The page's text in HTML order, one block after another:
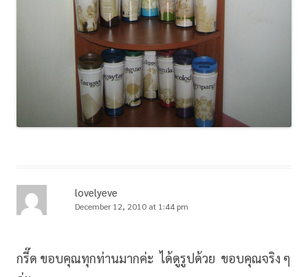
lovelyeve
December 12, 2010 at 1:44 pm
กรี๊ด ขอบคุณทุกท่านมากค่ะ ได้ดูรูปด้วย ขอบคุณจริง ๆ